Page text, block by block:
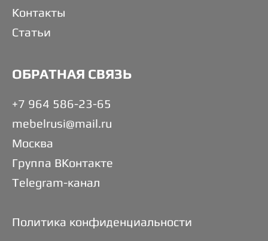
Контакты
Статьи
ОБРАТНАЯ СВЯЗЬ
+7 964 586-23-65
mebelrusi@mail.ru
Москва
Группа ВКонтакте
Telegram-канал
Политика конфиденциальности